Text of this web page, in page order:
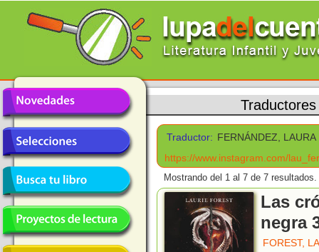
Traductores
Traductor: FERNÁNDEZ, LAURA
https://www.instagram.com/
Mostrando del 1 al 7 de 7 resultados.
Las
negra
FOREST,